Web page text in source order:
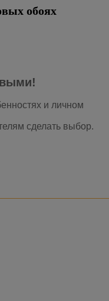
обоях
и личном
сделать выбор.